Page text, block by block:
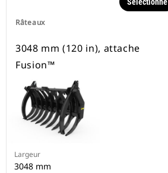
Râteaux
Sélectionné
3048 mm (120 in), attache
Fusion™
Largeur
3048 mm